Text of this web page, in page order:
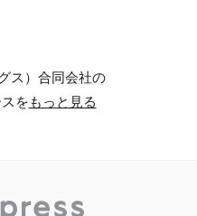
ス）合同会社の
をもっと見る